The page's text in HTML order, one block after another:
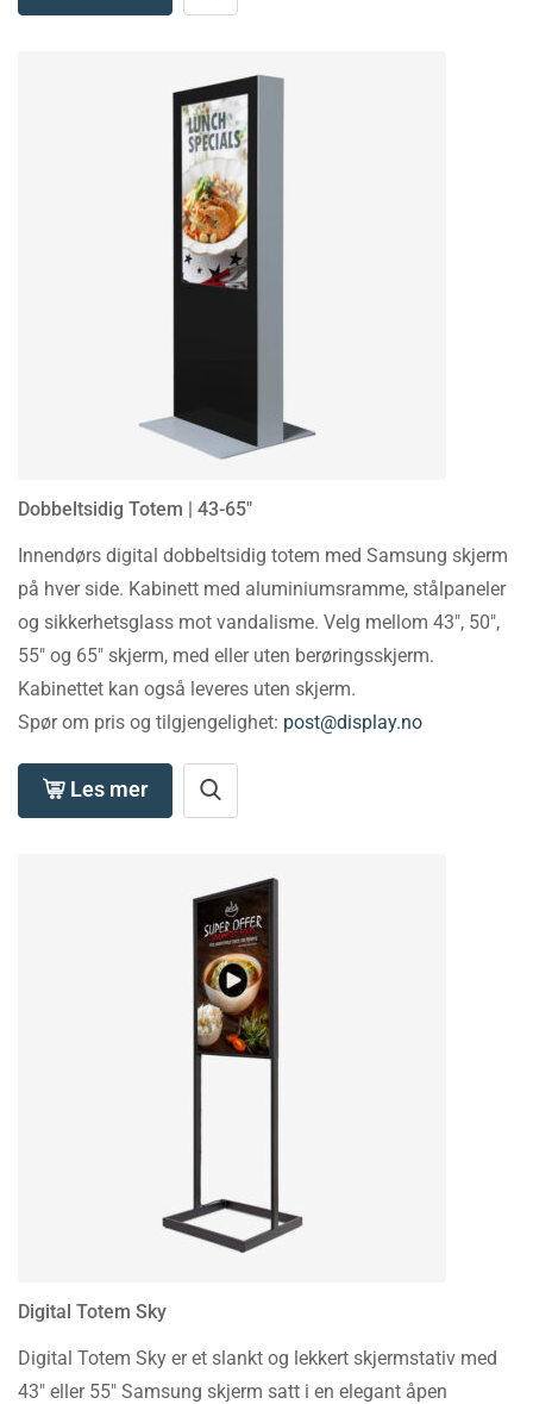
Dobbeltsidig Totem | 43-65″
Innendørs digital dobbeltsidig totem med Samsung skjerm
på hver side. Kabinett med aluminiumsramme, stålpaneler
og sikkerhetsglass mot vandalisme. Velg mellom 43″, 50″,
55″ og 65″ skjerm, med eller uten berøringsskjerm.
Kabinettet kan også leveres uten skjerm.
Spør om pris og tilgjengelighet: post@display.no
Les mer
Digital Totem Sky
Digital Totem Sky er et slankt og lekkert skjermstativ med
43″ eller 55″ Samsung skjerm satt i en elegant åpen